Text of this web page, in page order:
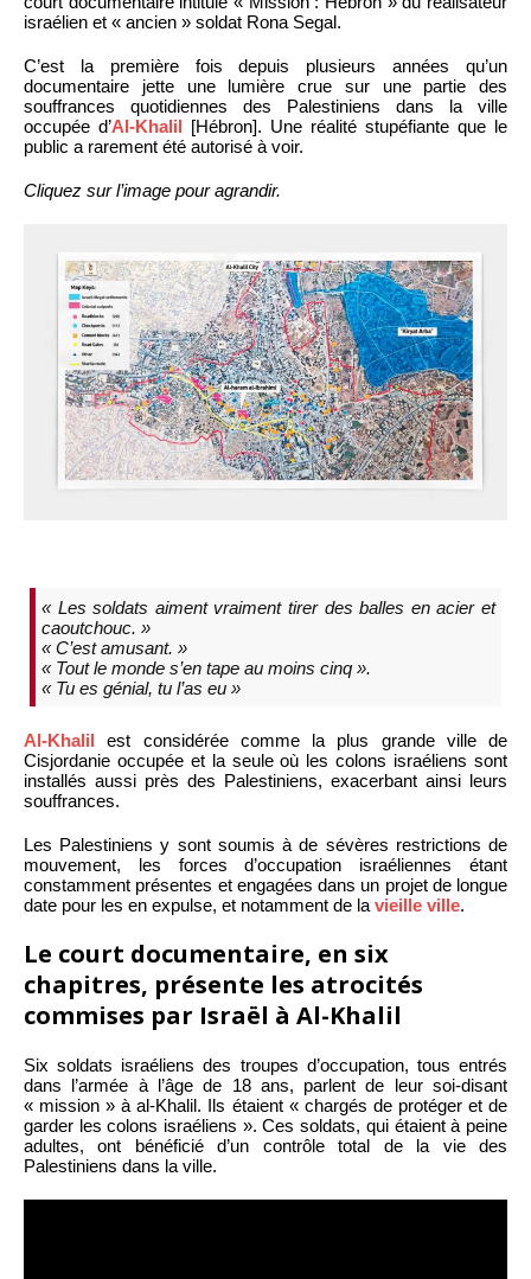
israélien et « ancien » soldat Rona Segal.
C’est la première fois depuis plusieurs années qu’un
documentaire jette une lumière crue sur une partie des
souffrances quotidiennes des Palestiniens dans la ville
occupée d’Al-Khalil [Hébron]. Une réalité stupéfiante que le
public a rarement été autorisé à voir.
Cliquez sur l’image pour agrandir.
« Les soldats aiment vraiment tirer des balles en acier et
caoutchouc. »
« C’est amusant. »
« Tout le monde s’en tape au moins cinq ».
« Tu es génial, tu l’as eu »
Al-Khalil est considérée comme la plus grande ville de
Cisjordanie occupée et la seule où les colons israéliens sont
installés aussi près des Palestiniens, exacerbant ainsi leurs
souffrances.
Les Palestiniens y sont soumis à de sévères restrictions de
mouvement, les forces d’occupation israéliennes étant
constamment présentes et engagées dans un projet de longue
date pour les en expulse, et notamment de la vieille ville.
Le court documentaire, en six
chapitres, présente les atrocités
commises par Israël à Al-Khalil
Six soldats israéliens des troupes d’occupation, tous entrés
dans l’armée à l’âge de 18 ans, parlent de leur soi-disant
« mission » à al-Khalil. Ils étaient « chargés de protéger et de
garder les colons israéliens ». Ces soldats, qui étaient à peine
adultes, ont bénéficié d’un contrôle total de la vie des
Palestiniens dans la ville.